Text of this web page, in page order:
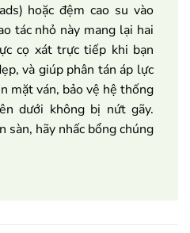
hoặc đệm cao su vào
tác nhỏ này mang lại hai
cọ xát trực tiếp khi bạn
và giúp phân tán áp lực
mặt ván, bảo vệ hệ thống
dưới không bị nứt gãy.
hãy nhấc bổng chúng